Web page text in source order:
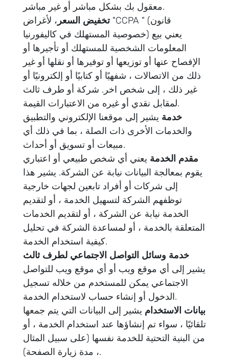
معقول بك بشكل مباشر أو غير مباشر.
تخفيض السعر ، لأغراض "CCPA " (قانون
خصوصية المستهلك في كاليفورنيا) يعني بيع
المعلومات الشخصية للمستهلك أو تأجيرها أو
الإفصاح عنها أو توزيعها أو توفيرها أو نقلها أو غير
ذلك من الاتصالات ، شفهيًا أو كتابيًا أو إلكترونيًا أو
غير ذلك ، إلى شخص اخر. شركة أو طرف ثالث
لمقابل نقدي أو غيره من الاعتبارات القيمة.
خدمة يشير إلى موقعنا الإلكتروني والتطبيق
والخدمات الأخرى ذات الصلة ، بما في ذلك أي
مبيعات أو تسويق أو أحداث.
مقدم الخدمة يعني أي شخص طبيعي أو اعتباري
يقوم بمعالجة البيانات نيابة عن الشركة. يشير هذا
إلى شركات أو أفراد تابعين لجهات خارجية
توظفهم الشركة لتسهيل الخدمة ، أو لتقديم
الخدمة نيابة عن الشركة ، أو لتقديم الخدمات
المتعلقة بالخدمة ، أو لمساعدة الشركة في تحليل
كيفية استخدام الخدمة.
خدمة وسائل التواصل الاجتماعي لطرف ثالث
يشير إلى أي موقع ويب أو أي موقع ويب للتواصل
الاجتماعي يمكن للمستخدم من خلاله تسجيل
الدخول أو إنشاء حساب لاستخدام الخدمة.
بيانات الاستخدام يشير إلى البيانات التي يتم جمعها
تلقائيًا ، سواء تم إنشاؤها عند استخدام الخدمة ، أو
من البنية التحتية للخدمة نفسها (على سبيل المثال
، مدة زيارة الصفحة).